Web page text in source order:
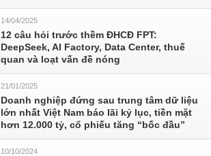
14/04/2025
12 câu hỏi trước thềm ĐHCĐ FPT:
DeepSeek, AI Factory, Data Center, thuế
quan và loạt vấn đề nóng
21/01/2025
Doanh nghiệp đứng sau trung tâm dữ liệu
lớn nhất Việt Nam báo lãi kỷ lục, tiền mặt
hơn 12.000 tỷ, cổ phiếu tăng “bốc đầu”
10/10/2024